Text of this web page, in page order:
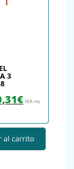
3
precio original era: 0,34€.
€El precio actual
IVA no
al carrito